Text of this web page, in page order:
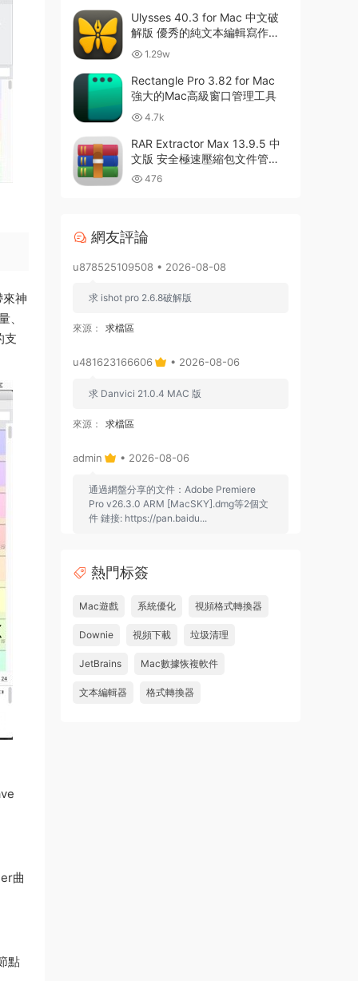
神
、
支
曲
點
Ulysses 40.3 for Mac 中文破
解版 優秀的純文本編輯寫作軟
件 1.29w
Rectangle Pro 3.82 for Mac
強大的Mac高級窗口管理工具
4.7k
RAR Extractor Max 13.9.5 中
文版 安全極速壓縮包文件管理
器 476
網友評論
u878525109508 • 2026-08-08
求 ishot pro 2.6.8破解版
來源： 求檔區
u481623166606 • 2026-08-06
求 Danvici 21.0.4 MAC 版
來源： 求檔區
admin • 2026-08-06
通過網盤分享的文件：Adobe Premiere
Pro v26.3.0 ARM [MacSKY].dmg等2個文
件 鏈接: https://pan.baidu...
中文破解版 PR2026 強大視頻編輯軟件
中文破解版 PR2026 強大視頻編輯軟件
熱門标簽
Mac遊戲 系統優化 視頻格式轉換器
Downie 視頻下載 垃圾清理
JetBrains Mac數據恢複軟件
文本編輯器 格式轉換器